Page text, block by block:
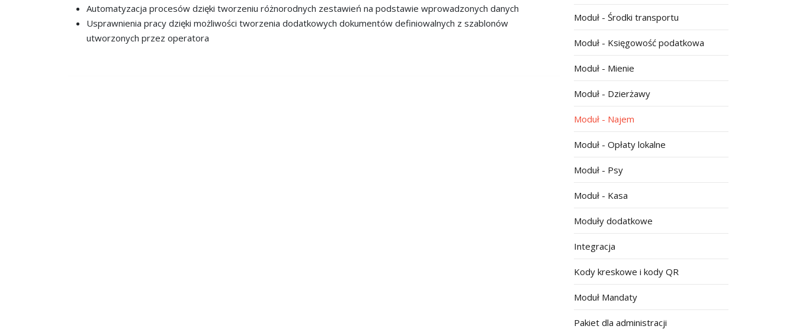
Automatyzacja procesów dzięki tworzeniu różnorodnych zestawień na podstawie wprowadzonych danych
Usprawnienia pracy dzięki możliwości tworzenia dodatkowych dokumentów definiowalnych z szablonów
utworzonych przez operatora
Moduł - Środki transportu
Moduł - Księgowość podatkowa
Moduł - Mienie
Moduł - Dzierżawy
Moduł - Najem
Moduł - Opłaty lokalne
Moduł - Psy
Moduł - Kasa
Moduły dodatkowe
Integracja
Kody kreskowe i kody QR
Moduł Mandaty
Pakiet dla administracji